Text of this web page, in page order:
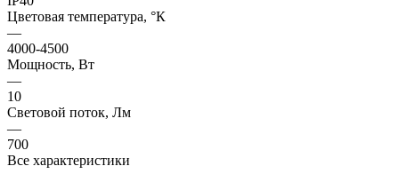
Цветовая температура, °К
—
4000-4500
Мощность, Вт
—
10
Световой поток, Лм
—
700
Все характеристики